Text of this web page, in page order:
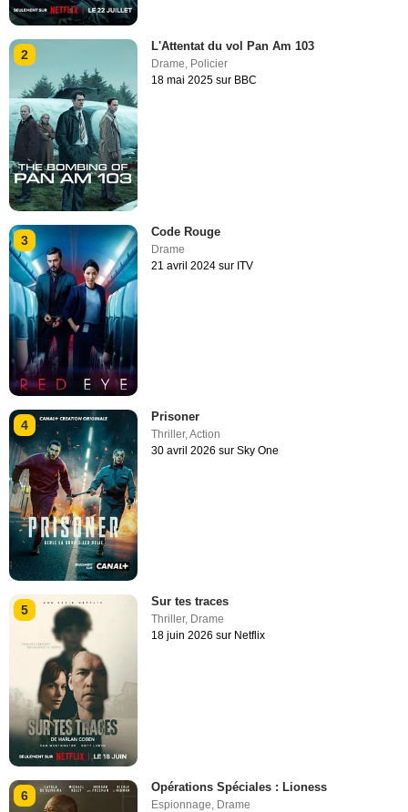
2
L'Attentat du vol Pan Am 103
Drame, Policier
18 mai 2025 sur BBC
3
Code Rouge
Drame
21 avril 2024 sur ITV
4
Prisoner
Thriller,Action
30 avril 2026 sur Sky One
5
Sur tes traces
Thriller, Drame
18 juin 2026 sur Netflix
6
Opérations Spéciales : Lioness
Espionnage Drame